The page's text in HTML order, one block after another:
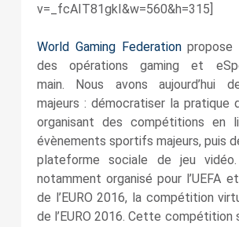
v=_fcAIT81gkI&w=560&h=315]
World Gaming Federationpropose
des opérations gaming et
main.
Nous avons aujourd’hui
majeurs : démocratiser la pratique
organisant des compétitions en
évènements sportifs majeurs, puis
plateforme sociale de jeu
notamment organisé pour l’UEFA
de l’EURO 2016, la compétition
de l’EURO 2016. Cette compétition